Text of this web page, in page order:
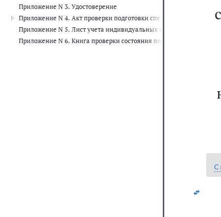
Приложение N 3. Удостоверение
Приложение N 4. Акт проверки подготовки специалистов
Приложение N 5. Лист учета индивидуальных особенностей и
Приложение N 6. Книга проверки состояния подготовки граждан
С